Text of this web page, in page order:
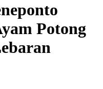
Potong